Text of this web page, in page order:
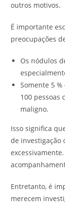
outros motivos.
É importante
preocupações
Os nódulos
Somente 5
100 pessoas
maligno.
Isso significa
de investigação
Entretanto, é
merecem